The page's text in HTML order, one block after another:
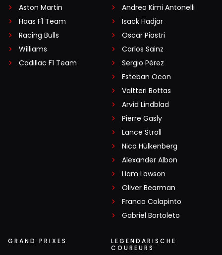
Aston Martin
Haas F1 Team
Racing Bulls
Williams
Cadillac F1 Team
Andrea Kimi Antonelli
Isack Hadjar
Oscar Piastri
Carlos Sainz
Sergio Pérez
Esteban Ocon
Valtteri Bottas
Arvid Lindblad
Pierre Gasly
Lance Stroll
Nico Hülkenberg
Alexander Albon
Liam Lawson
Oliver Bearman
Franco Colapinto
Gabriel Bortoleto
GRAND PRIXES
LEGENDARISCHE
COUREURS